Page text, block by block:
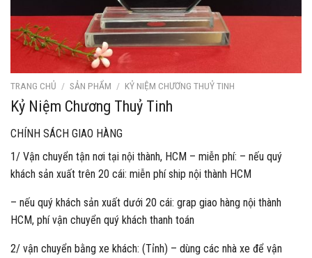
TRANG CHỦ / SẢN PHẨM / KỶ NIỆM CHƯƠNG THUỶ TINH
Kỷ Niệm Chương Thuỷ Tinh
CHÍNH SÁCH GIAO HÀNG
1/ Vận chuyển tận nơi tại nội thành, HCM – miễn phí: – nếu quý
khách sản xuất trên 20 cái: miễn phí ship nội thành HCM
– nếu quý khách sản xuất dưới 20 cái: grap giao hàng nội thành
HCM, phí vận chuyển quý khách thanh toán
2/ vận chuyển bằng xe khách: (Tỉnh) – dùng các nhà xe để vận